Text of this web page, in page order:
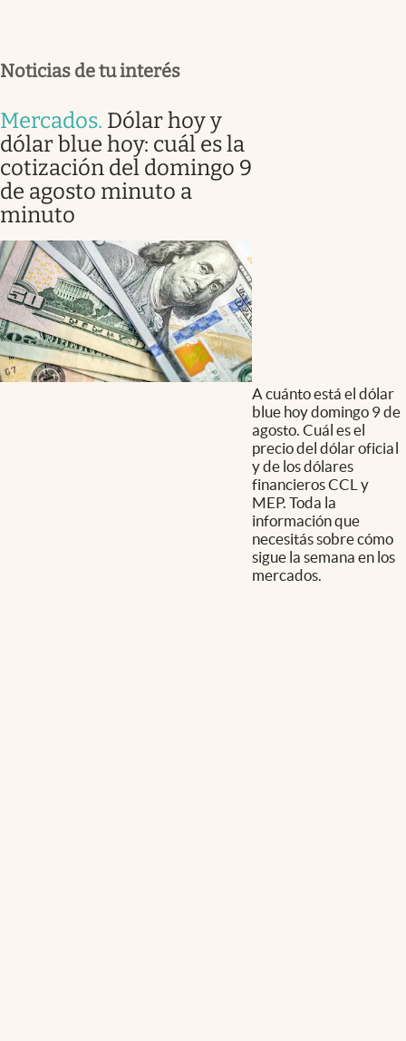
Noticias de tu interés
Mercados. Dólar hoy y
dólar blue hoy: cuál es la
cotización del domingo 9
de agosto minuto a
minuto
A cuánto está el dólar
blue hoy domingo 9 de
agosto. Cuál es el
precio del dólar oficial
y de los dólares
financieros CCL y
MEP. Toda la
información que
necesitás sobre cómo
sigue la semana en los
mercados.